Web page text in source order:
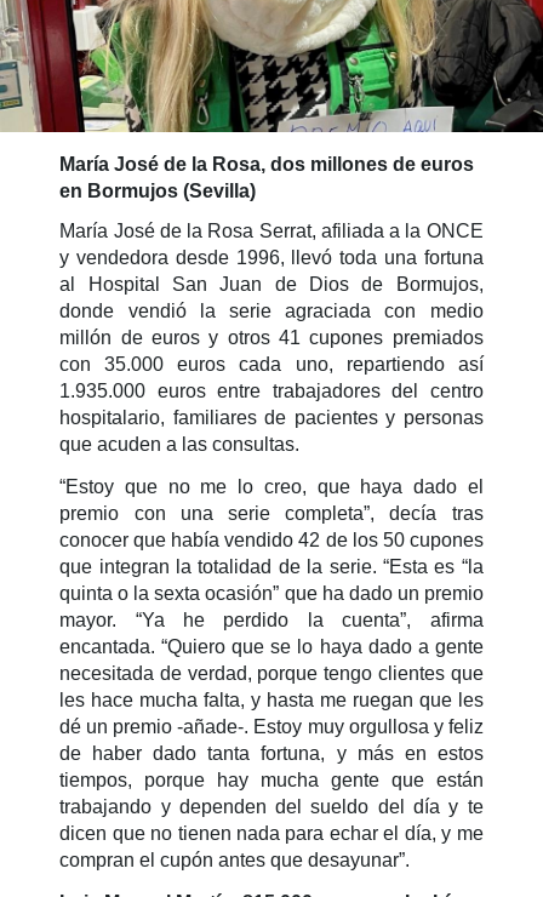
María José de la Rosa, dos millones de euros
en Bormujos (Sevilla)
María José de la Rosa Serrat, afiliada a la ONCE
y vendedora desde 1996, llevó toda una fortuna
al Hospital San Juan de Dios de Bormujos,
donde vendió la serie agraciada con medio
millón de euros y otros 41 cupones premiados
con 35.000 euros cada uno, repartiendo así
1.935.000 euros entre trabajadores del centro
hospitalario, familiares de pacientes y personas
que acuden a las consultas.
“Estoy que no me lo creo, que haya dado el
premio con una serie completa”, decía tras
conocer que había vendido 42 de los 50 cupones
que integran la totalidad de la serie. “Esta es “la
quinta o la sexta ocasión” que ha dado un premio
mayor. “Ya he perdido la cuenta”, afirma
encantada. “Quiero que se lo haya dado a gente
necesitada de verdad, porque tengo clientes que
les hace mucha falta, y hasta me ruegan que les
dé un premio -añade-. Estoy muy orgullosa y feliz
de haber dado tanta fortuna, y más en estos
tiempos, porque hay mucha gente que están
trabajando y dependen del sueldo del día y te
dicen que no tienen nada para echar el día, y me
compran el cupón antes que desayunar”.